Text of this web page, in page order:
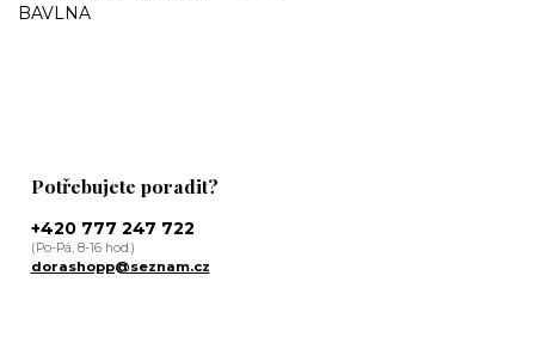
BAVLNA
Potřebujete poradit?
+420 777 247 722
(Po-Pá, 8-16 hod.)
dorashopp@seznam.cz